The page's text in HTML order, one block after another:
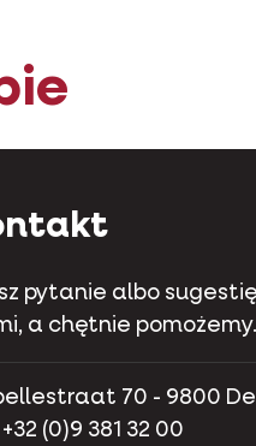
pytanie albo
a chętnie pomożemy.
70 - 9800
+32 (0)9 381 32 00